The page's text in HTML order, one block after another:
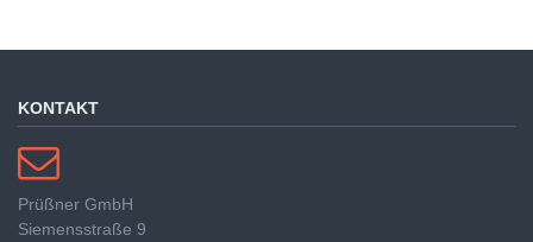
KONTAKT
Prüßner GmbH
Siemensstraße 9